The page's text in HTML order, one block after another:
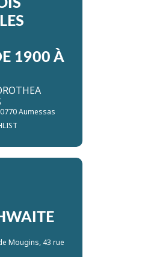
1900 À
Aumessas
Mougins, 43 rue